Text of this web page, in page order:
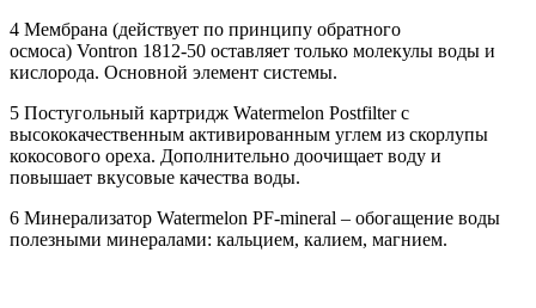
4 Мембрана (действует по принципу обратного
осмоса) Vontron 1812-50 оставляет только молекулы воды и
кислорода. Основной элемент системы.
5 Постугольный картридж Watermelon Postfilter с
высококачественным активированным углем из скорлупы
кокосового ореха. Дополнительно доочищает воду и
повышает вкусовые качества воды.
6 Минерализатор Watermelon PF-mineral – обогащение воды
полезными минералами: кальцием, калием, магнием.